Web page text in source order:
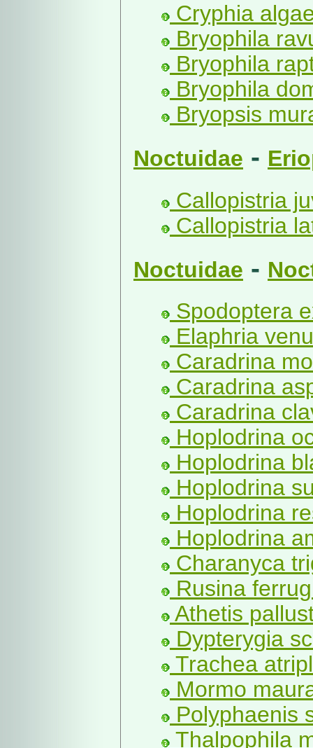
Cryphia
Bryophila
Bryophila
Bryophila
Bryopsis
Noctuidae -
Callopistria
Callopistria
Noctuidae -
Spodoptera
Elaphria
Caradrina
Caradrina
Caradrina
Hoplodrina
Hoplodrina
Hoplodrina
Hoplodrina
Hoplodrina
Charanyca
Rusina
Athetis
Dypterygia
Trachea
Mormo
Polyphaenis
Thalpophila